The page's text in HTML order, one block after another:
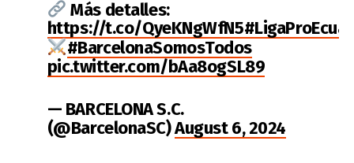
Más detalles:
https://t.co/QyeKNgWfN5
#BarcelonaSomosTodos
pic.twitter.com/bAa8ogSL89
— BARCELONA S.C.
(@BarcelonaSC)August 6, 2024